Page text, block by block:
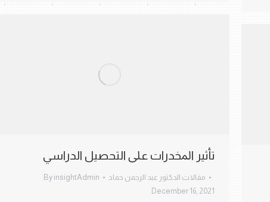
ﺗﺄثير اﳌﺨﺪرات ﻋﲆ اﻟﺘﺤﺼﻴﻞ الدراسي
مقالات الدكتور عبد الرحمن حماد By insightAdmin
December 16, 2021